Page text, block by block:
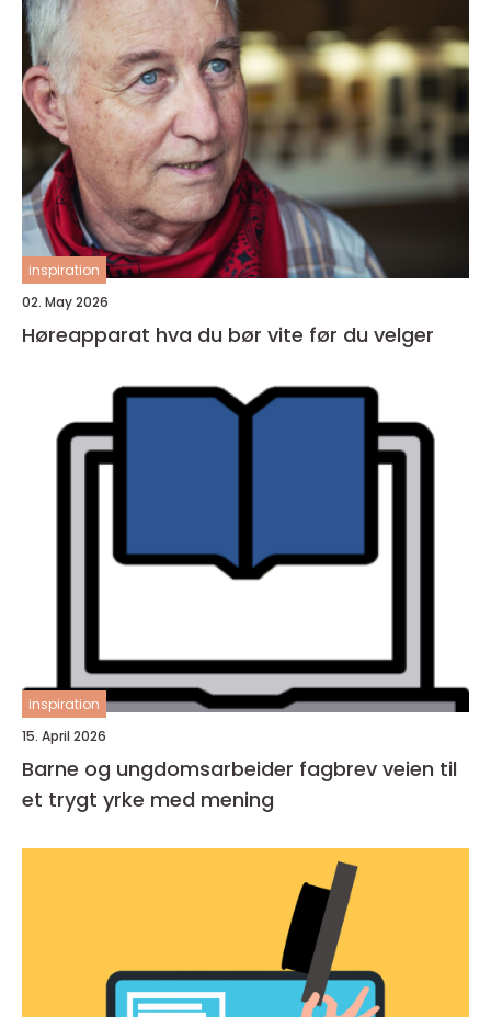
inspiration
02. May 2026
Høreapparat hva du bør vite før du velger
inspiration
15. April 2026
Barne og ungdomsarbeider fagbrev veien til
et trygt yrke med mening